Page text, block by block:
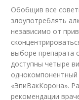
Обобщив все
злоупотреблять
независимо от
выборе препарата
доступны четыре
однокомпонентный
«ЭпиВакКорона».
рекомендации